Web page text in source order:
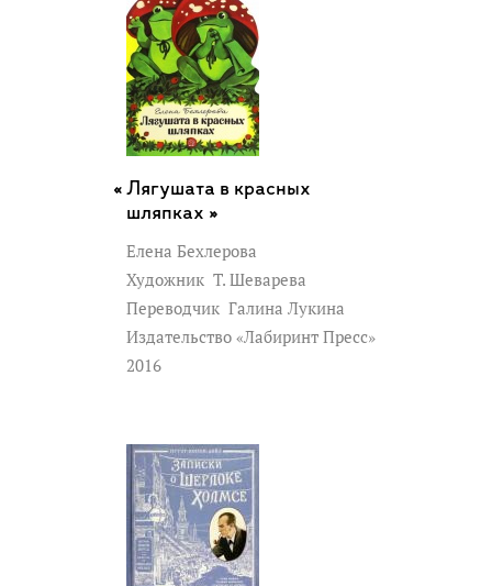
Лягушата в красных
шляпках »
Елена Бехлерова
Художник Т. Шеварева
Переводчик Галина Лукина
Издательство «Лабиринт Пресс»
2016